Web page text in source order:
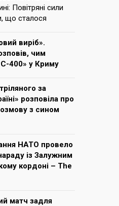
Повітряні сили
що сталося
виріб».
чим
400» у Криму
за
розповіла про
з сином
НАТО провело
із Залужним
кордоні – The
матч задля